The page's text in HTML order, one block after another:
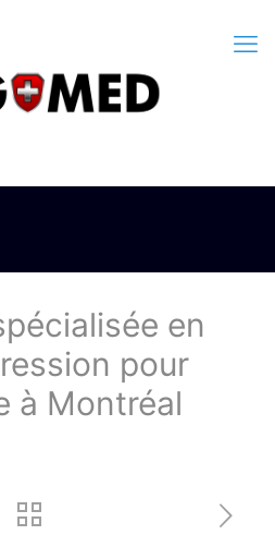
en
pour
à Montréal